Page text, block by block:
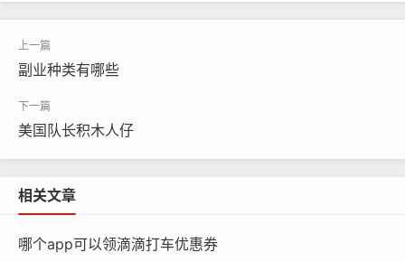
副业种类有哪些
美国队长积木人仔
相关文章
哪个app可以领滴滴打车优惠券